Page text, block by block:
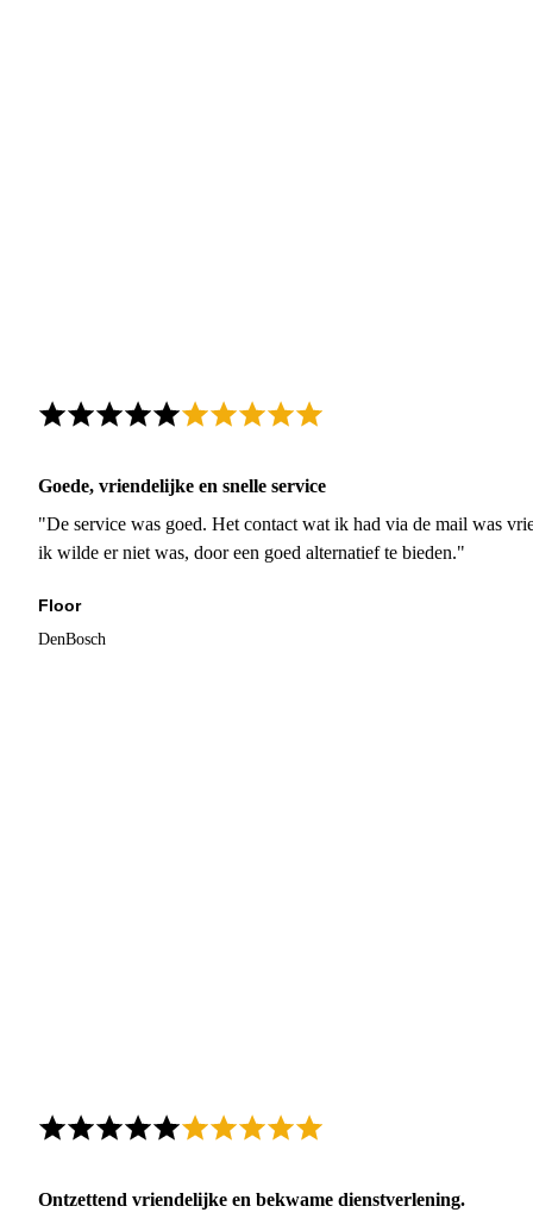
Goede, vriendelijke en snelle service
"De service was goed. Het contact wat ik had via de mail was
ik wilde er niet was, door een goed alternatief te bieden."
Floor
DenBosch
Ontzettend vriendelijke en bekwame dienstverlening.